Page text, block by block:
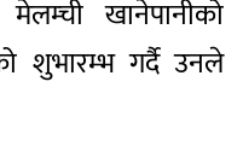
खानेपानीको
शुभारम्भ गर्दै उनले